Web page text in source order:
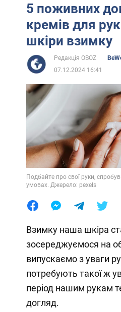
5 поживних
кремів для
шкіри взимку
Редакція OBOZ
07.12.2024 16:41
Подбайте про свої руки,
умовах. Джерело: pexels
Взимку наша шкіра
зосереджуємося на
випускаємо з уваги
потребують такої ж
період нашим рукам
догляд.